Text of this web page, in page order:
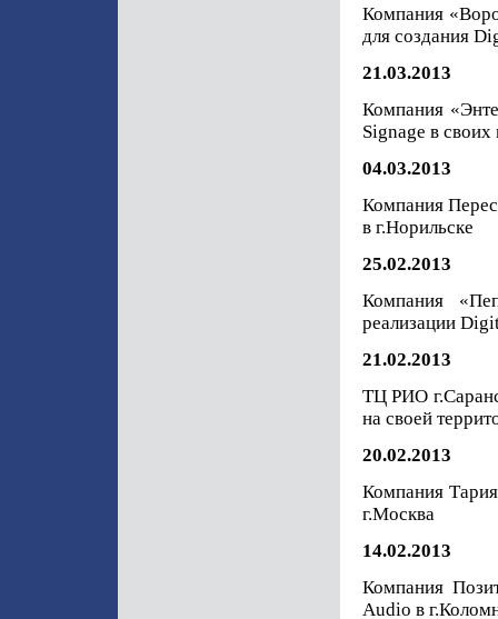
Компания
для создания
21.03.2013
Компания
Signage в своих
04.03.2013
Компания
в г.Норильске
25.02.2013
Компания
реализации
21.02.2013
ТЦ РИО
на своей
20.02.2013
Компания
г.Москва
14.02.2013
Компания
Audio в